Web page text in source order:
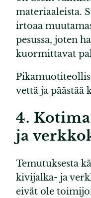
materiaaleista.
irtoaa
pesussa, joten
kuormittavat
vettä ja päästää
4.
ja
Temutuksesta
kivijalka- ja
eivät ole